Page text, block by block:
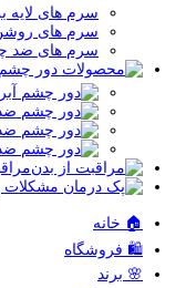
سرم های لایه
سرم های روشن
سرم های ضد
🏠 خانه
🛍️ فروشگاه
🌸 برند